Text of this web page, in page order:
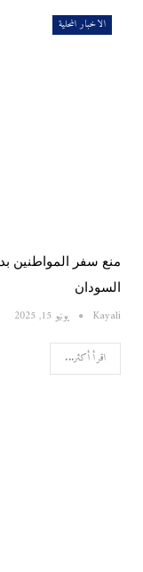
الاخبار المحلية
منع سفر المواطنين
السودان
Kayali يونيو 15, 2025
اقرأ أكثر...